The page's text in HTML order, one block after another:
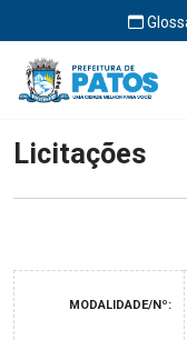
Início Licitações
Licitações
MODALIDADE/Nº: